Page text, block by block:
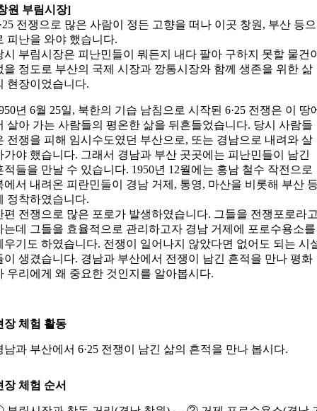
원 부림시장]
전쟁으로 많은 사람이 정든 고향을 떠나 이곳 창원, 부산 등으
피난을 와야 했습니다.
시 부림시장은 피난민들이 뭐든지 내다 팔아 구하지 못할 물건
을 정도로 부산의 국제 시장과 깡통시장와 함께 생존을 위한 삶
현장이었습니다.
년 6월 25일, 북한의 기습 남침으로 시작된 6·25 전쟁은 이 땅
살아 가는 사람들의 평온한 삶을 뒤흔들었습니다. 당시 사람들
전쟁을 피해 임시수도였던 부산으로, 또는 경남으로 내려와 살
가야 했습니다. 그래서 경남과 부산 곳곳에는 피난민들이 남긴
적들을 만날 수 있습니다. 1950년 12월에는 흥남 철수 작전으로
에서 내려온 피란민들이 경남 거제, 통영, 마산을 비롯해 부산
정착하였습니다.
편 전쟁으로 많은 포로가 발생하였습니다. 그들을 전쟁포로라
는데 그들을 효율적으로 관리하고자 경남 거제에 포로수용소를
우기도 하였습니다. 전쟁이 일어나지 않았다면 없어도 되는 시
이 생겼습니다. 경남과 부산에서 전쟁이 남긴 흔적을 만나 평화
우리에게 왜 중요한 것인지를 알아봅시다.
장 체험 활동
남과 부산에서 6·25 전쟁이 남긴 삶의 흔적을 만나 봅시다.
장 체험 순서